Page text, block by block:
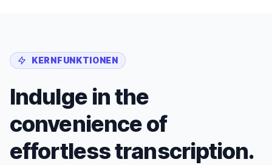
KERNFUNKTIONEN
Indulge in the
convenience of
effortless transcription.